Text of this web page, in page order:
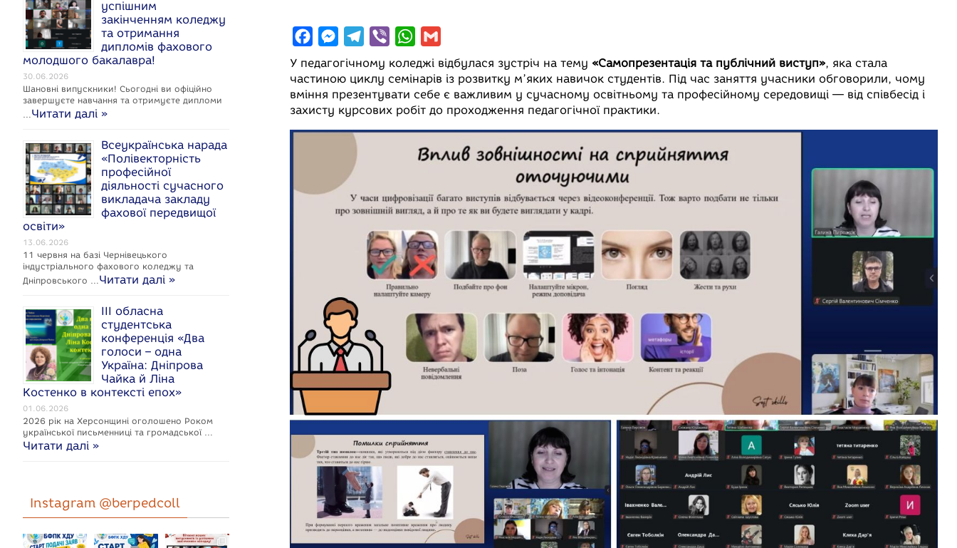
c
e
b
o
M
s
s
e
n
l
e
g
r
b
e
r
W
a
t
s
A
p
m
a
l
У педагогічному коледжі відбулася зустріч на тему «Самопрезентація та публічний виступ», яка стала
частиною циклу семінарів із розвитку м’яких навичок студентів. Під час заняття учасники обговорили, чому
вміння презентувати себе є важливим у сучасному освітньому та професійному середовищі — від співбесід і
захисту курсових робіт до проходження педагогічної практики.
успішним
закінченням коледжу
та отримання
дипломів фахового
молодшого бакалавра!
30.06.2026
Шановні випускники! Сьогодні ви офіційно
завершуєте навчання та отримуєте дипломи
…Читати далі »
Всеукраїнська нарада
«Полівекторність
професійної
діяльності сучасного
викладача закладу
фахової передвищої
освіти»
13.06.2026
11 червня на базі Чернівецького
індустріального фахового коледжу та
Дніпровського …Читати далі »
ІІІ обласна
студентська
конференція «Два
голоси – одна
Україна: Дніпрова
Чайка й Ліна
Костенко в контексті епох»
01.06.2026
2026 рік на Херсонщині оголошено Роком
укpaїнcької письменниці та громадської …
Читати далі »
Instagram @berpedcoll